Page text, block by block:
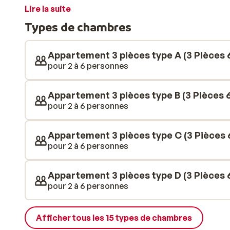
seulement 250 m de l'hébergement. Depuis les
du soleil et prendre d'une bouffée d’air frais. Le
dans les restaurants du village: ne manquez pas de
souhaitez, vous pourrez également préparer un bon
le village, vous trouverez un supermarché afin de
produits locaux pour cuisiner de bons petits plats.
dans un style moderne et entièrement équipés pour
offrent suffisamment d'espace pour les groupes,
même d'une place de parking sur place afin de garer
Lire la suite
Types de chambres
Appartement 3 pièces type A (3 Pièces
pour 2 à 6 personnes
Appartement 3 pièces type B (3 Pièces
pour 2 à 6 personnes
Appartement 3 pièces type C (3 Pièces
pour 2 à 6 personnes
Appartement 3 pièces type D (3 Pièces
pour 2 à 6 personnes
Afficher tous les 15 types de chambres